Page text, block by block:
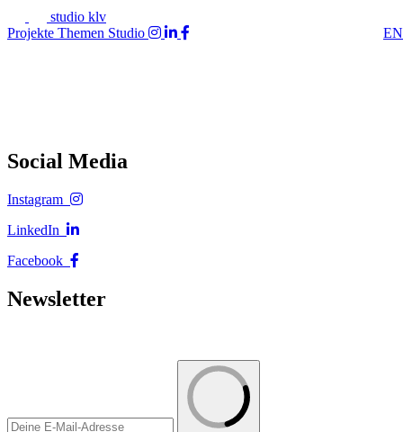
studio klv
Projekte Themen Studio EN
Social Media
Instagram
LinkedIn
Facebook
Newsletter